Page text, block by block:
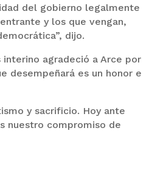
del gobierno legalmente
y los que vengan,
dijo.
interino agradeció a Arce por
desempeñará es un honor e
y sacrificio. Hoy ante
nuestro compromiso de